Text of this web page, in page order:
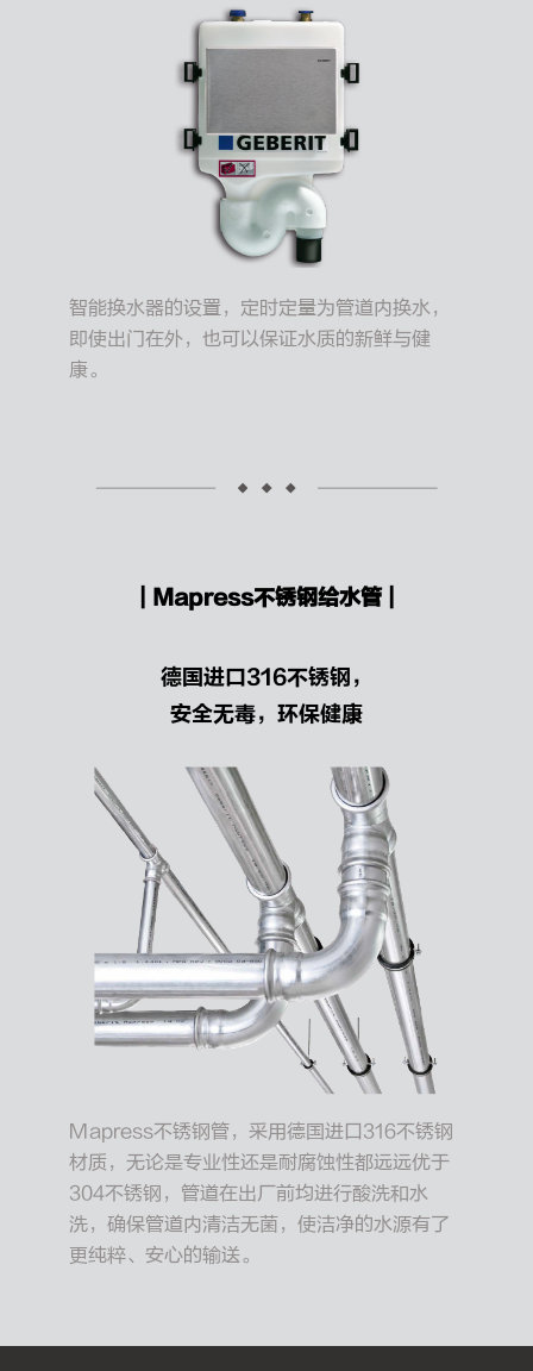
智能换水器的设置，定时定量为管道内换水，
即使出门在外，也可以保证水质的新鲜与健
康。
| Mapress不锈钢给水管 |
德国进口316不锈钢，
安全无毒，环保健康
Mapress不锈钢管，采用德国进口316不锈钢
材质，无论是专业性还是耐腐蚀性都远远优于
304不锈钢，管道在出厂前均进行酸洗和水
洗，确保管道内清洁无菌，使洁净的水源有了
更纯粹、安心的输送。